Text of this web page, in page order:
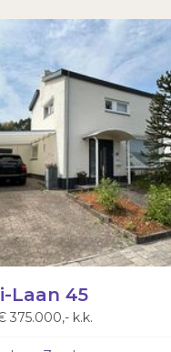
Laan 45
375.000,- k.k.